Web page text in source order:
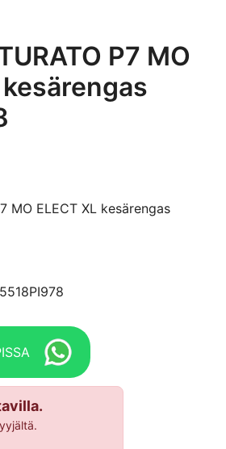
P7 MO
kesärengas
MO ELECT XL kesärengas